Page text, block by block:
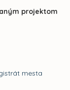
projektom
mesta